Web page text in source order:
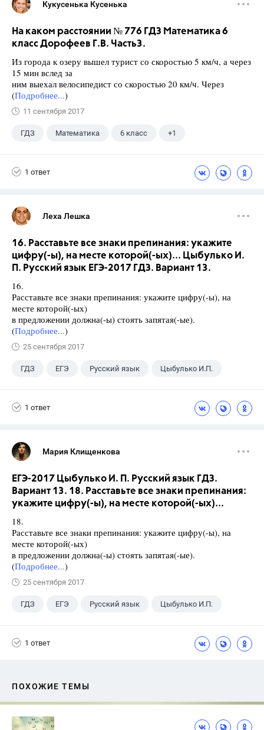
Кукусенька Кусенька
На каком расстоянии № 776 ГДЗ Математика 6
класс Дорофеев Г.В. Часть3.
Из города к озеру вышел турист со скоростью 5 км/ч, а через
15 мин вслед за
ним выехал велосипедист со скоростью 20 км/ч. Через
(Подробнее...)
11 сентября 2017
ГДЗ Математика 6 класс +1
1 ответ
Леха Лешка
16. Расставьте все знаки препинания: укажите
цифру(-ы), на месте которой(-ых)... Цыбулько И.
П. Русский язык ЕГЭ-2017 ГДЗ. Вариант 13.
16.
Расставьте все знаки препинания: укажите цифру(-ы), на
месте которой(-ых)
в предложении должна(-ы) стоять запятая(-ые).
(Подробнее...)
25 сентября 2017
ГДЗ ЕГЭ Русский язык Цыбулько И.П.
1 ответ
Мария Клищенкова
ЕГЭ-2017 Цыбулько И. П. Русский язык ГДЗ.
Вариант 13. 18. Расставьте все знаки препинания:
укажите цифру(-ы), на месте которой(-ых)...
18.
Расставьте все знаки препинания: укажите цифру(-ы), на
месте которой(-ых)
в предложении должна(-ы) стоять запятая(-ые).
(Подробнее...)
25 сентября 2017
ГДЗ ЕГЭ Русский язык Цыбулько И.П.
1 ответ
ПОХОЖИЕ ТЕМЫ